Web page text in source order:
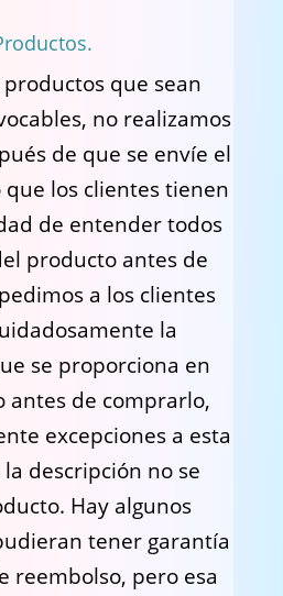
productos que sean
no realizamos
de que se envíe el
los clientes tienen
de entender todos
producto antes de
a los clientes
la
se proporciona en
antes de comprarlo,
excepciones a esta
descripción no se
Hay algunos
tener garantía
reembolso, pero esa